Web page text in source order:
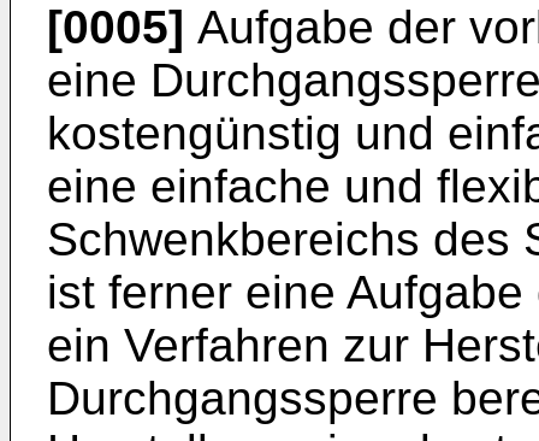
[0005] Aufgabe der
eine
kostengünstig und
eine einfache und
Schwenkbereichs des
ist ferner eine
ein Verfahren zur
Durchgangssperre